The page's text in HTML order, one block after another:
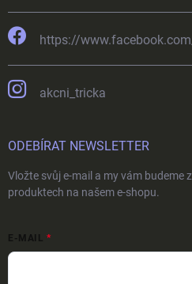
https://
akcni_tricka
ODEBÍRAT NEWSLETTER
Vložte svůj e-mail a my vám budeme
produktech na našem e-shopu.
E-MAIL